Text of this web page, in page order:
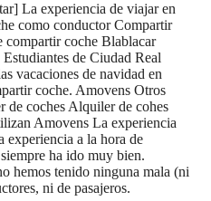
La experiencia de viajar en
como conductor Compartir
compartir coche Blablacar
de Ciudad Real
vacaciones de navidad en
coche. Amovens Otros
de coches Alquiler de cohes
Amovens La experiencia
experiencia a la hora de
ha ido muy bien.
hemos tenido ninguna mala (ni
ni de pasajeros.